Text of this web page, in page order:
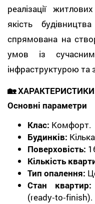
реалізації
якість
спрямована на
умов із
інфраструктурою
🏡
Основні параметри
Клас: Комфорт.
Будинків:
Поверховість:
Кількість
Тип опалення:
Стан квартир:
(ready‑to‑finish).